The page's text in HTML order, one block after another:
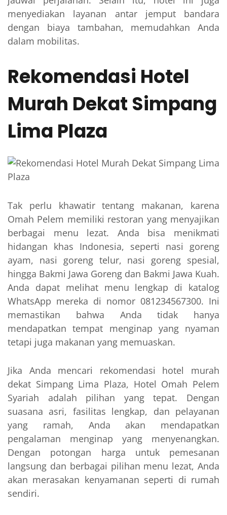
menyediakan layanan antar jemput bandara
dengan biaya tambahan, memudahkan Anda
dalam mobilitas.
Rekomendasi Hotel
Murah Dekat Simpang
Lima Plaza
Tak perlu khawatir tentang makanan, karena
Omah Pelem memiliki restoran yang menyajikan
berbagai menu lezat. Anda bisa menikmati
hidangan khas Indonesia, seperti nasi goreng
ayam, nasi goreng telur, nasi goreng spesial,
hingga Bakmi Jawa Goreng dan Bakmi Jawa Kuah.
Anda dapat melihat menu lengkap di katalog
WhatsApp mereka di nomor 081234567300. Ini
memastikan bahwa Anda tidak hanya
mendapatkan tempat menginap yang nyaman
tetapi juga makanan yang memuaskan.
Jika Anda mencari rekomendasi hotel murah
dekat Simpang Lima Plaza, Hotel Omah Pelem
Syariah adalah pilihan yang tepat. Dengan
suasana asri, fasilitas lengkap, dan pelayanan
yang ramah, Anda akan mendapatkan
pengalaman menginap yang menyenangkan.
Dengan potongan harga untuk pemesanan
langsung dan berbagai pilihan menu lezat, Anda
akan merasakan kenyamanan seperti di rumah
sendiri.